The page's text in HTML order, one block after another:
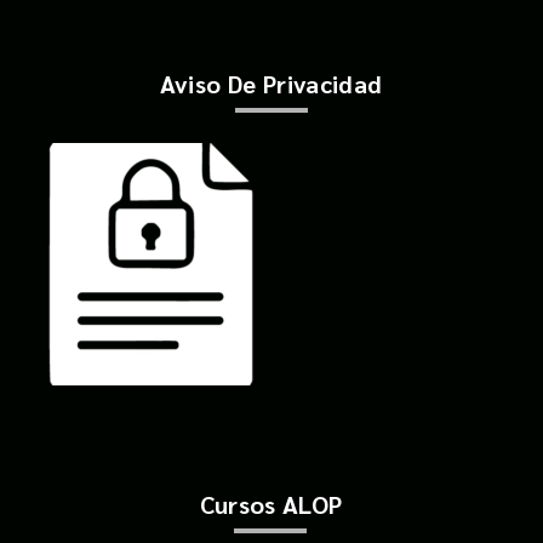
Aviso De Privacidad
Cursos ALOP